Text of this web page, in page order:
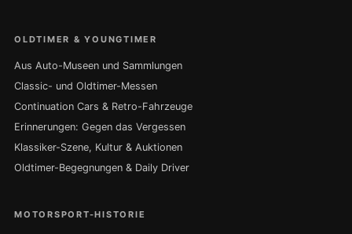
OLDTIMER & YOUNGTIMER
Aus Auto-Museen und Sammlungen
Classic- und Oldtimer-Messen
Continuation Cars & Retro-Fahrzeuge
Erinnerungen: Gegen das Vergessen
Klassiker-Szene, Kultur & Auktionen
Oldtimer-Begegnungen & Daily Driver
MOTORSPORT-HISTORIE